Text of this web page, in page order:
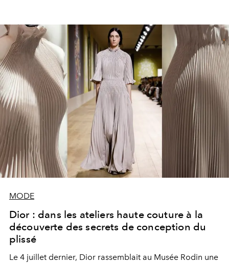
MODE
Dior : dans les ateliers haute couture à la
découverte des secrets de conception du
plissé
Le 4 juillet dernier, Dior rassemblait au Musée Rodin une